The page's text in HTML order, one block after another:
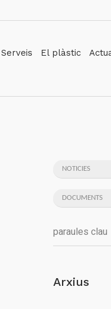
Serveis El plàstic
NOTICIES
DOCUMENTS
Arxius